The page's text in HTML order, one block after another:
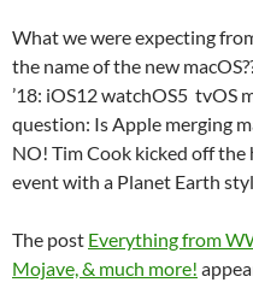
What we were expecting
the name of the new
’18: iOS12 watchOS5 tvOS
question: Is Apple merging
NO! Tim Cook kicked off
event with a Planet Earth
The post Everything from
Mojave, & much more!